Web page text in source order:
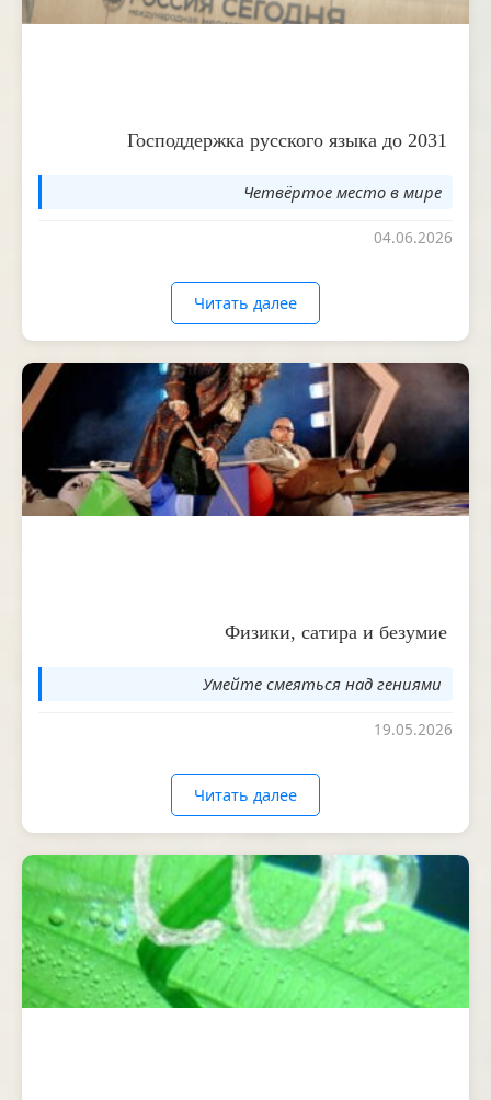
Господдержка русского языка до 2031
Четвёртое место в мире
04.06.2026
Читать далее
Физики, сатира и безумие
Умейте смеяться над гениями
19.05.2026
Читать далее